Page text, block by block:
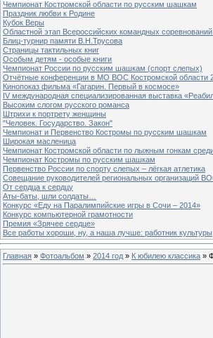
Чемпионат Костромской области по русским шашкам
Праздник любви к Родине
Кубок Веры
Областной этап Всероссийских командных
Блиц-турнир памяти В.Н.Трусова
Страницы тактильных книг
Особым детям - особые книги
Чемпионат России по русским шашкам (спорт слепых)
Отчётные конференции в МО ВОС Костромской области
Кинопоказ фильма «Гагарин. Первый в космосе»
IV международная специализированная выставка
Высоким слогом русского романса
Штрихи к портрету женщины
"Человек. Государство. Закон"
Чемпионат и Первенство Костромы по русским шашкам
Широкая масленица
Чемпионат Костромской области по лыжным гонкам
Чемпионат Костромы по русским шашкам
Первенство России по спорту слепых – лёгкая атлетика
Совещание руководителей региональных организаций
От сердца к сердцу
Аты-баты, шли солдаты…
Конкурс «Еду на Паралимпийские игры в Сочи – 2014»
Конкурс компьютерной грамотности
Премия «Зрячее сердце»
Все работы хороши, ну, а наша лучше: работник культуры
Главная » Фотоальбом » 2014 год » К юбилею классика »